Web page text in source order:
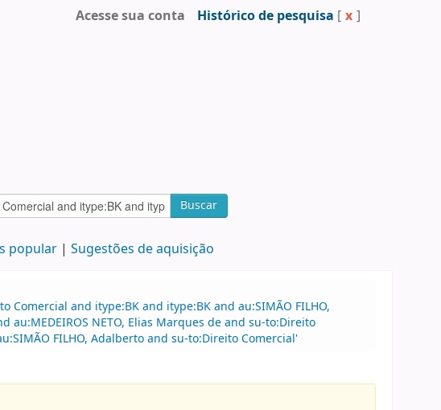
Acesse sua conta Histórico de pesquisa [ x ]
Buscar
popular Sugestões de aquisição
Comercial and itype:BK and itype:BK and au:SIMÃO FILHO,
NETO, Elias Marques de and su-to:Direito
FILHO, Adalberto and su-to:Direito Comercial'